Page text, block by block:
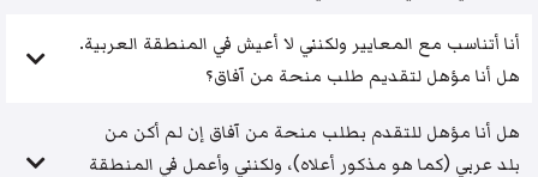
أنا أتناسب مع المعايير ولكنني لا أعيش في المنطقة العربية.
هل أنا مؤهل لتقديم طلب منحة من آفاق؟
هل أنا مؤهل للتقدم بطلب منحة من آفاق إن لم أكن من
بلد عربي (كما هو مذكور أعلاه)، ولكنني وأعمل في المنطقة